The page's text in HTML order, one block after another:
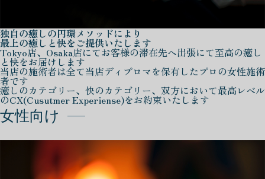
独自の癒しの円環メソッドにより
最上の癒しと快をご提供いたします
Tokyo店、Osaka店にてお客様の滞在先へ出張にて至高の癒し
と快をお届けします
当店の施術者は全て当店ディプロマを保有したプロの女性施術
者です
癒しのカテゴリー、快のカテゴリー、双方において最高レベル
のCX(Cusutmer Experiense)をお約束いたします
女性向け